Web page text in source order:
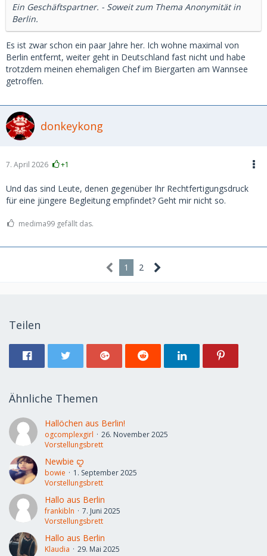
Ein Geschäftspartner. - Soweit zum Thema Anonymität in
Berlin.
Es ist zwar schon ein paar Jahre her. Ich wohne maximal von
Berlin entfernt, weiter geht in Deutschland fast nicht und habe
trotzdem meinen ehemaligen Chef im Biergarten am Wannsee
getroffen.
donkeykong
7. April 2026 +1
Und das sind Leute, denen gegenüber Ihr Rechtfertigungsdruck
für eine jüngere Begleitung empfindet? Geht mir nicht so.
medima99 gefällt das.
1 2
Teilen
Ähnliche Themen
Hallöchen aus Berlin!
ogcomplexgirl
26. November 2025
Vorstellungsbrett
Newbie ㅤꨄ︎
bowie
1. September 2025
Vorstellungsbrett
Hallo aus Berlin
frankibln
7. Juni 2025
Vorstellungsbrett
Hallo aus Berlin
Klaudia
29. Mai 2025